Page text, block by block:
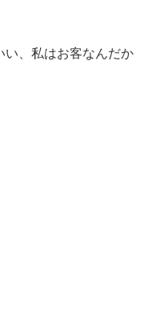
い、私はお客なんだか